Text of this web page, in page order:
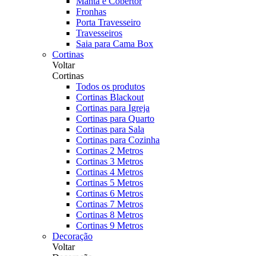
Fronhas
Porta Travesseiro
Travesseiros
Saia para Cama Box
Cortinas
Voltar
Cortinas
Todos os produtos
Cortinas Blackout
Cortinas para Igreja
Cortinas para Quarto
Cortinas para Sala
Cortinas para Cozinha
Cortinas 2 Metros
Cortinas 3 Metros
Cortinas 4 Metros
Cortinas 5 Metros
Cortinas 6 Metros
Cortinas 7 Metros
Cortinas 8 Metros
Cortinas 9 Metros
Decoração
Voltar